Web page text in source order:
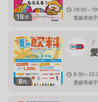
18枚
09:00～
愛媛県南
8枚
8:30～
愛媛県南